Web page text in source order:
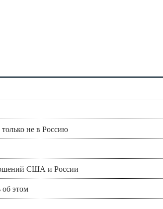
не в Россию
США и России
этом